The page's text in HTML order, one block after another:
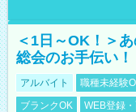
＜1日～OK！＞
総会のお手伝い！
アルバイト 職種未経験
ブランクOK
WEB登録